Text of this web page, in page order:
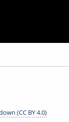
(CC BY 4.0)